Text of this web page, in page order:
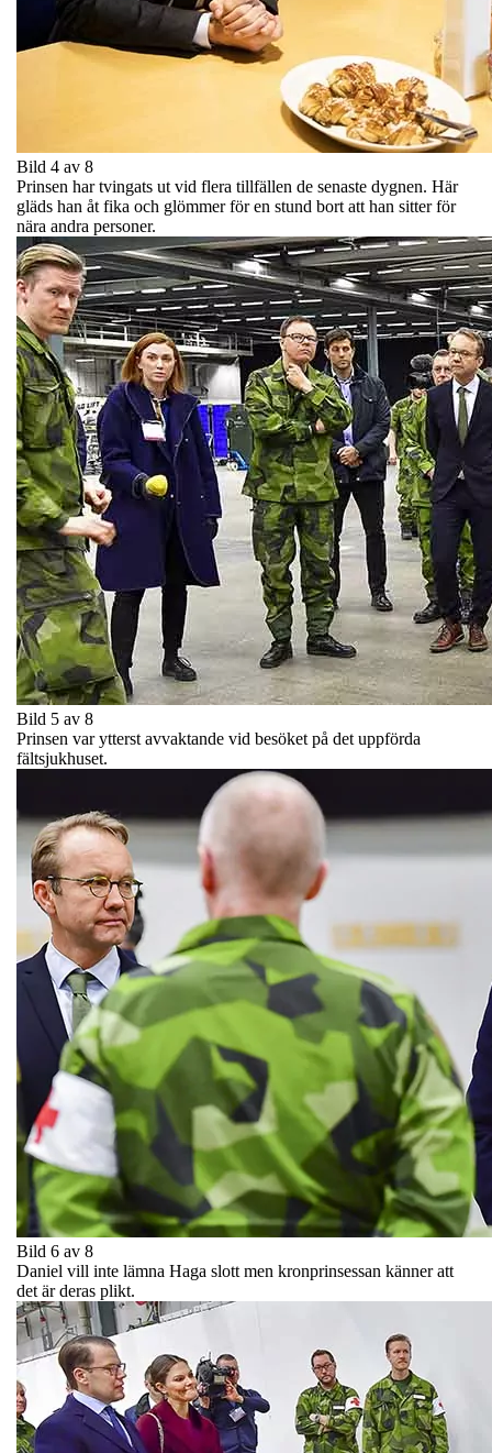
Bild 4 av 8
Prinsen har tvingats ut vid flera tillfällen de senaste dygnen. Här
gläds han åt fika och glömmer för en stund bort att han sitter för
nära andra personer.
Bild 5 av 8
Prinsen var ytterst avvaktande vid besöket på det uppförda
fältsjukhuset.
Bild 6 av 8
Daniel vill inte lämna Haga slott men kronprinsessan känner att
det är deras plikt.